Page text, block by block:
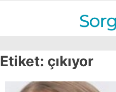
GALERİ VİDEO
GÜNDEM
Etiket: çıkıyor